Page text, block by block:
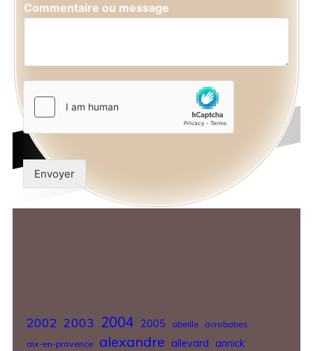
Commentaire ou message
Envoyer
2002 2003 2004 2005 abeille
acrobaties
aix-en-provence
alexandre allevard annick